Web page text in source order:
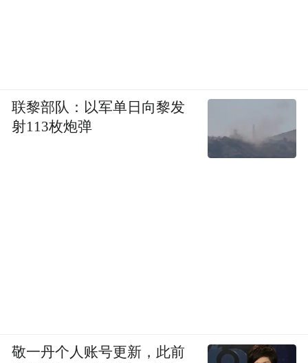
联黎部队：以军单日向黎发
射113枚炮弹
敬一丹个人账号更新，此前